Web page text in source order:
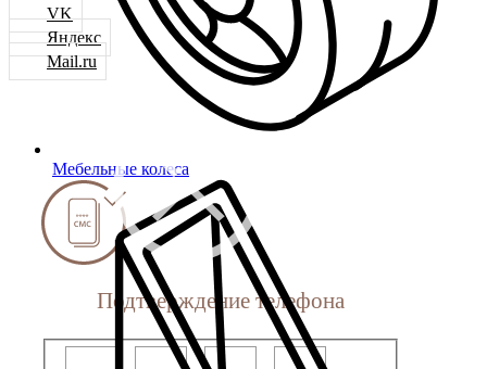
Мебельные колеса
VK
Яндекс
Mail.ru
Подтверждение телефона